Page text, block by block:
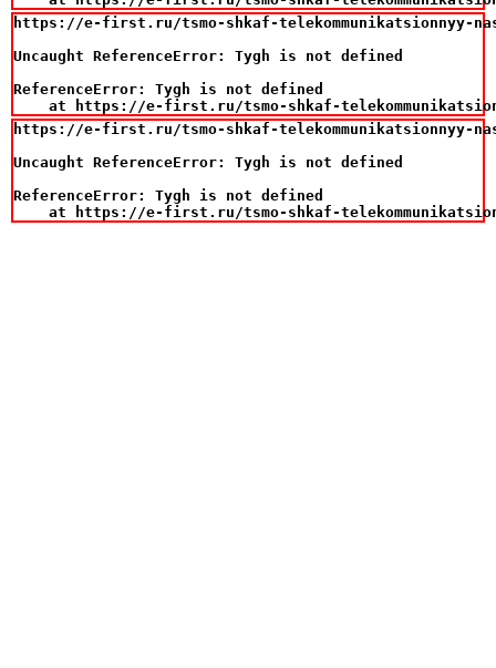
https://e-first.ru/tsmo-shkaf-telekommunikatsionnyy-
Uncaught ReferenceError: Tygh is not defined
ReferenceError: Tygh is not defined
at https://e-first.ru/tsmo-shkaf-
https://e-first.ru/tsmo-shkaf-telekommunikatsionnyy-
Uncaught ReferenceError: Tygh is not defined
ReferenceError: Tygh is not defined
at https://e-first.ru/tsmo-shkaf-